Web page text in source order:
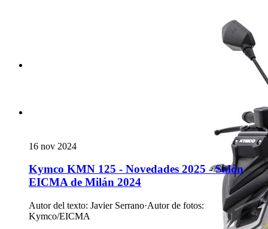
16 nov 2024
Kymco KMN 125 - Novedades 2025 - Salón
EICMA de Milán 2024
Autor del texto: Javier Serrano·Autor de fotos:
Kymco/EICMA